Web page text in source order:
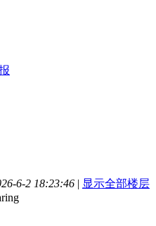
6-2 18:23:46 | 显示全部楼层